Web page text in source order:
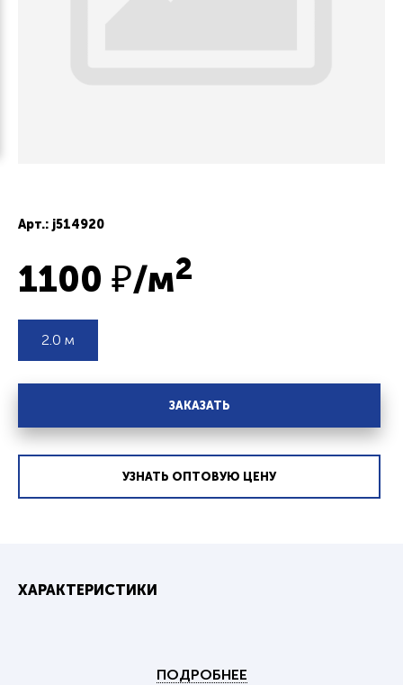
Арт.: j514920
1100 ₽/м2
2.0 м
ЗАКАЗАТЬ
УЗНАТЬ ОПТОВУЮ ЦЕНУ
ХАРАКТЕРИСТИКИ
ПОДРОБНЕЕ